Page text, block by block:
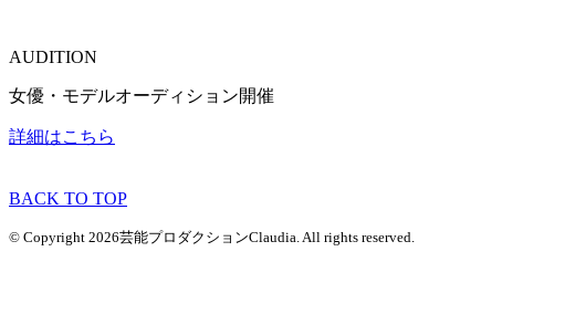
AUDITION
女優・モデルオーディション開催
詳細はこちら
BACK TO TOP
© Copyright 2026芸能プロダクションClaudia. All rights reserved.